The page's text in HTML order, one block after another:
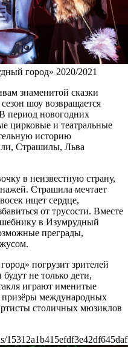
город» 2020/2021
знаменитой сказки
шоу возвращается
период новогодних
цирковые и театральные
историю
Страшилы, Льва
в неизвестную страну,
Страшила мечтает
ищет сердце,
от трусости. Вместе
в Изумрудный
преграды,
погрузит зрителей
не только дети,
играют именитые
международных
столичных мюзиклов